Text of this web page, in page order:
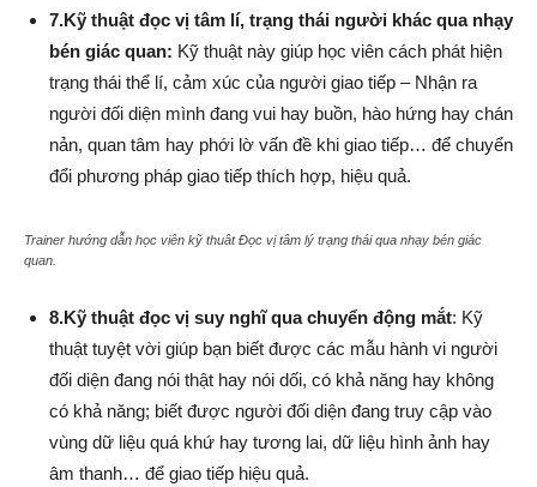
7.Kỹ thuật đọc vị tâm lí, trạng thái người khác qua nhạy
bén giác quan: Kỹ thuật này giúp học viên cách phát hiện
trạng thái thể lí, cảm xúc của người giao tiếp – Nhận ra
người đối diện mình đang vui hay buồn, hào hứng hay chán
nản, quan tâm hay phới lờ vấn đề khi giao tiếp… để chuyển
đổi phương pháp giao tiếp thích hợp, hiệu quả.
Trainer hướng dẫn học viên kỹ thuât Đọc vị tâm lý trạng thái qua nhạy bén giác
quan.
8.Kỹ thuật đọc vị suy nghĩ qua chuyển động mắt: Kỹ
thuật tuyệt vời giúp bạn biết được các mẫu hành vi người
đối diện đang nói thật hay nói dối, có khả năng hay không
có khả năng; biết được người đối diện đang truy cập vào
vùng dữ liệu quá khứ hay tương lai, dữ liệu hình ảnh hay
âm thanh… để giao tiếp hiệu quả.